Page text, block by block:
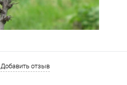
Добавить отзыв